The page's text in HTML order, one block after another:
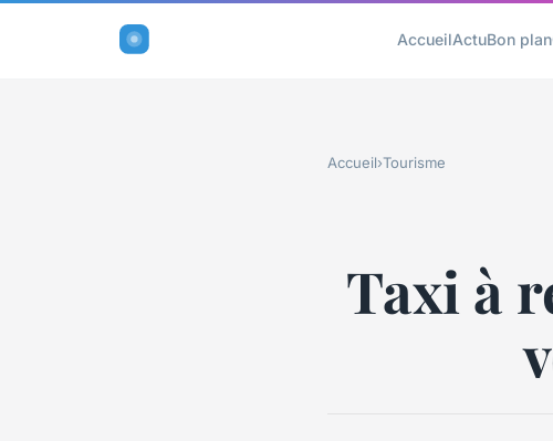
AccueilActuBon plan
Accueil›Tourisme
Taxi à